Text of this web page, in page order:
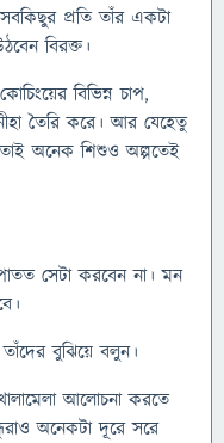
প্রতি তাঁর একটা
বিরক্ত।
বিভিন্ন চাপ,
তৈরি করে। আর যেহেতু
তাই অনেক শিশুও অল্পতেই
সেটা করবেন না। মন
বুঝিয়ে বলুন।
আলোচনা করতে
অনেকটা দূরে সরে